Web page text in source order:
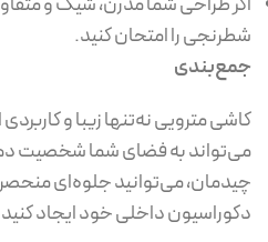
شطرنجی را امتحان کنید.
جمع‌بندی
کاشی مترویی نه‌تنها زیبا و
می‌تواند به فضای شما شخصیت
چیدمان، می‌توانید جلوه‌ای
دکوراسیون داخلی خود ایجاد